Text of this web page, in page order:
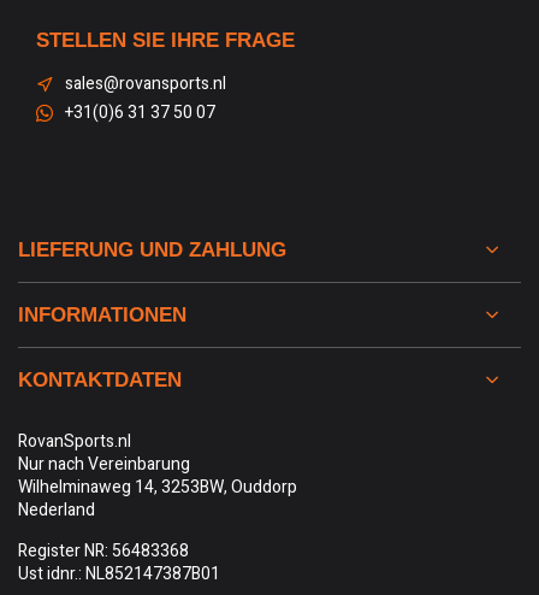
STELLEN SIE IHRE FRAGE
sales@rovansports.nl
+31(0)6 31 37 50 07
LIEFERUNG UND ZAHLUNG
INFORMATIONEN
KONTAKTDATEN
RovanSports.nl
Nur nach Vereinbarung
Wilhelminaweg 14, 3253BW, Ouddorp
Nederland
Register NR: 56483368
Ust idnr.: NL852147387B01